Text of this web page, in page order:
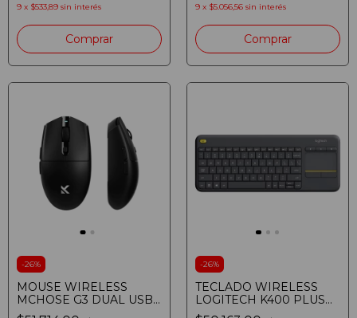
9 x $533,89 sin interés 9 x $5.056,56 sin interés
Comprar
-26%
MOUSE WIRELESS
MCHOSE G3 DUAL USB-
C / BT / 2.4 GHZ NEGRO
-26%
TECLADO WIRELESS
LOGITECH K400 PLUS
TOUCH